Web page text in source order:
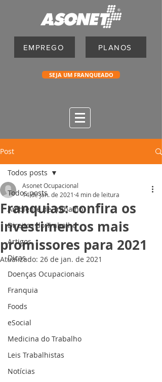
EMPREGO PLANOS
SEJA UM FRANQUEADO
Post
Todos posts
Ambiente de Trabalho
Direitos do Trabalho
Artigos
Dicas
Doenças Ocupacionais
Franquia
Foods
eSocial
Medicina do Trabalho
Leis Trabalhistas
Notícias
Todos posts
Franquias: confira os
investimentos mais
promissores para 2021
Asonet Ocupacional
14 de jan. de 2021 4 min de leitura
Atualizado: 26 de jan. de 2021